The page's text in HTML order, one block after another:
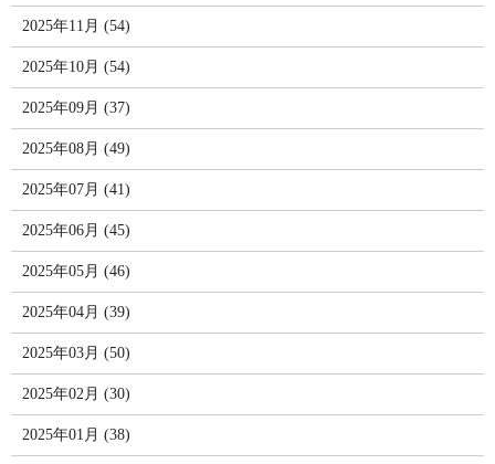
2025年11月 (54)
2025年10月 (54)
2025年09月 (37)
2025年08月 (49)
2025年07月 (41)
2025年06月 (45)
2025年05月 (46)
2025年04月 (39)
2025年03月 (50)
2025年02月 (30)
2025年01月 (38)